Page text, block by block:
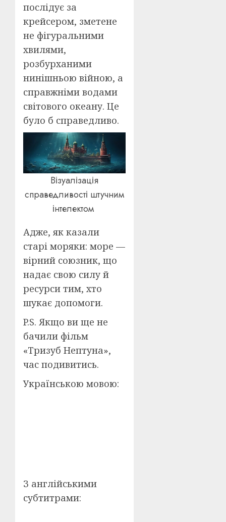
послідує за
крейсером, зметене
не фігуральними
хвилями,
розбурханими
нинішньою війною, а
справжніми водами
світового океану. Це
було б справедливо.
Візуалізація
справедливості штучним
інтелектом
Адже, як казали
старі моряки: море —
вірний союзник, що
надає свою силу й
ресурси тим, хто
шукає допомоги.
P.S. Якщо ви ще не
бачили фільм
«Тризуб Нептуна»,
час подивитись.
Українською мовою:
З англійськими
субтитрами: